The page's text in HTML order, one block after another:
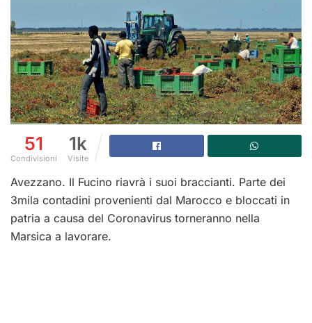
51
Condivisioni
1k
Visite
Avezzano. Il Fucino riavrà i suoi braccianti. Parte dei
3mila contadini provenienti dal Marocco e bloccati in
patria a causa del Coronavirus torneranno nella
Marsica a lavorare.